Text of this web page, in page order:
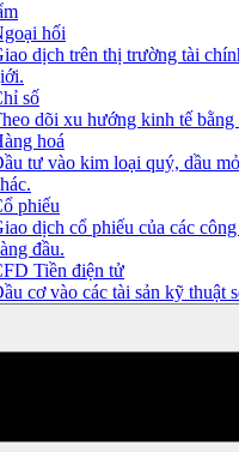
hối
dịch trên thị trường tài
số
dõi xu hướng kinh tế bằng
hoá
tư vào kim loại quý, dầu
phiếu
dịch cổ phiếu của các
đầu.
Tiền điện tử
cơ vào các tài sản kỹ thuật